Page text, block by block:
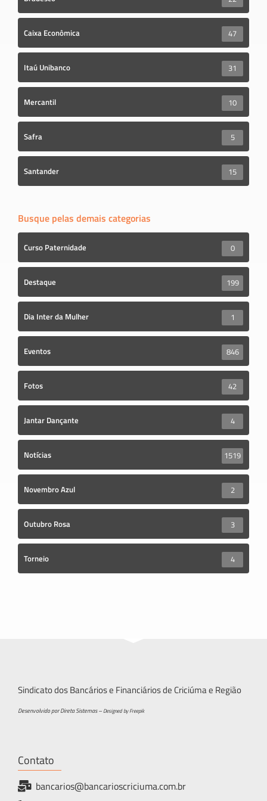
Caixa Econômica 47
Itaú Unibanco 31
Mercantil 10
Safra 5
Santander 15
Busque pelas demais categorias
Curso Paternidade 0
Destaque 199
Dia Inter da Mulher 1
Eventos 846
Fotos 42
Jantar Dançante 4
Notícias 1519
Novembro Azul 2
Outubro Rosa 3
Torneio 4
Sindicato dos Bancários e Financiários de Criciúma e Região
Desenvolvido por Direta Sistemas –Designed by Freepik
Contato
bancarios@bancarioscriciuma.com.br